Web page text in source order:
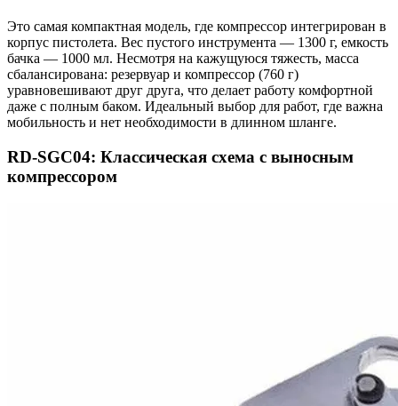
Это самая компактная модель, где компрессор интегрирован в
корпус пистолета. Вес пустого инструмента — 1300 г, емкость
бачка — 1000 мл. Несмотря на кажущуюся тяжесть, масса
сбалансирована: резервуар и компрессор (760 г)
уравновешивают друг друга, что делает работу комфортной
даже с полным баком. Идеальный выбор для работ, где важна
мобильность и нет необходимости в длинном шланге.
RD-SGC04: Классическая схема с выносным
компрессором